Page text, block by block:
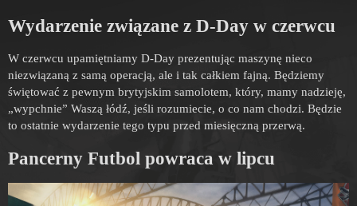
Wydarzenie związane z D-Day w czerwcu
W czerwcu upamiętniamy D-Day prezentując maszynę nieco
niezwiązaną z samą operacją, ale i tak całkiem fajną. Będziemy
świętować z pewnym brytyjskim samolotem, który, mamy nadzieję,
„wypchnie” Waszą łódź, jeśli rozumiecie, o co nam chodzi. Będzie
to ostatnie wydarzenie tego typu przed miesięczną przerwą.
Pancerny Futbol powraca w lipcu